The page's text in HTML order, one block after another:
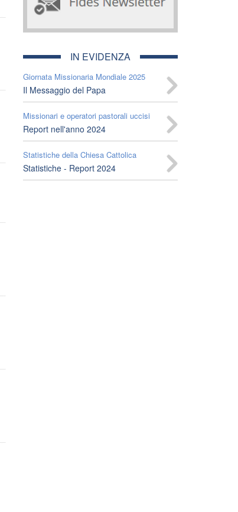
IN EVIDENZA
Giornata Missionaria Mondiale 2025
Il Messaggio del Papa
Missionari e operatori pastorali uccisi
Report nell'anno 2024
Statistiche della Chiesa Cattolica
Statistiche - Report 2024